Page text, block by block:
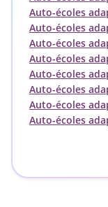
Auto-écoles
Auto-écoles
Auto-écoles
Auto-écoles
Auto-écoles
Auto-écoles
Auto-écoles
Auto-écoles